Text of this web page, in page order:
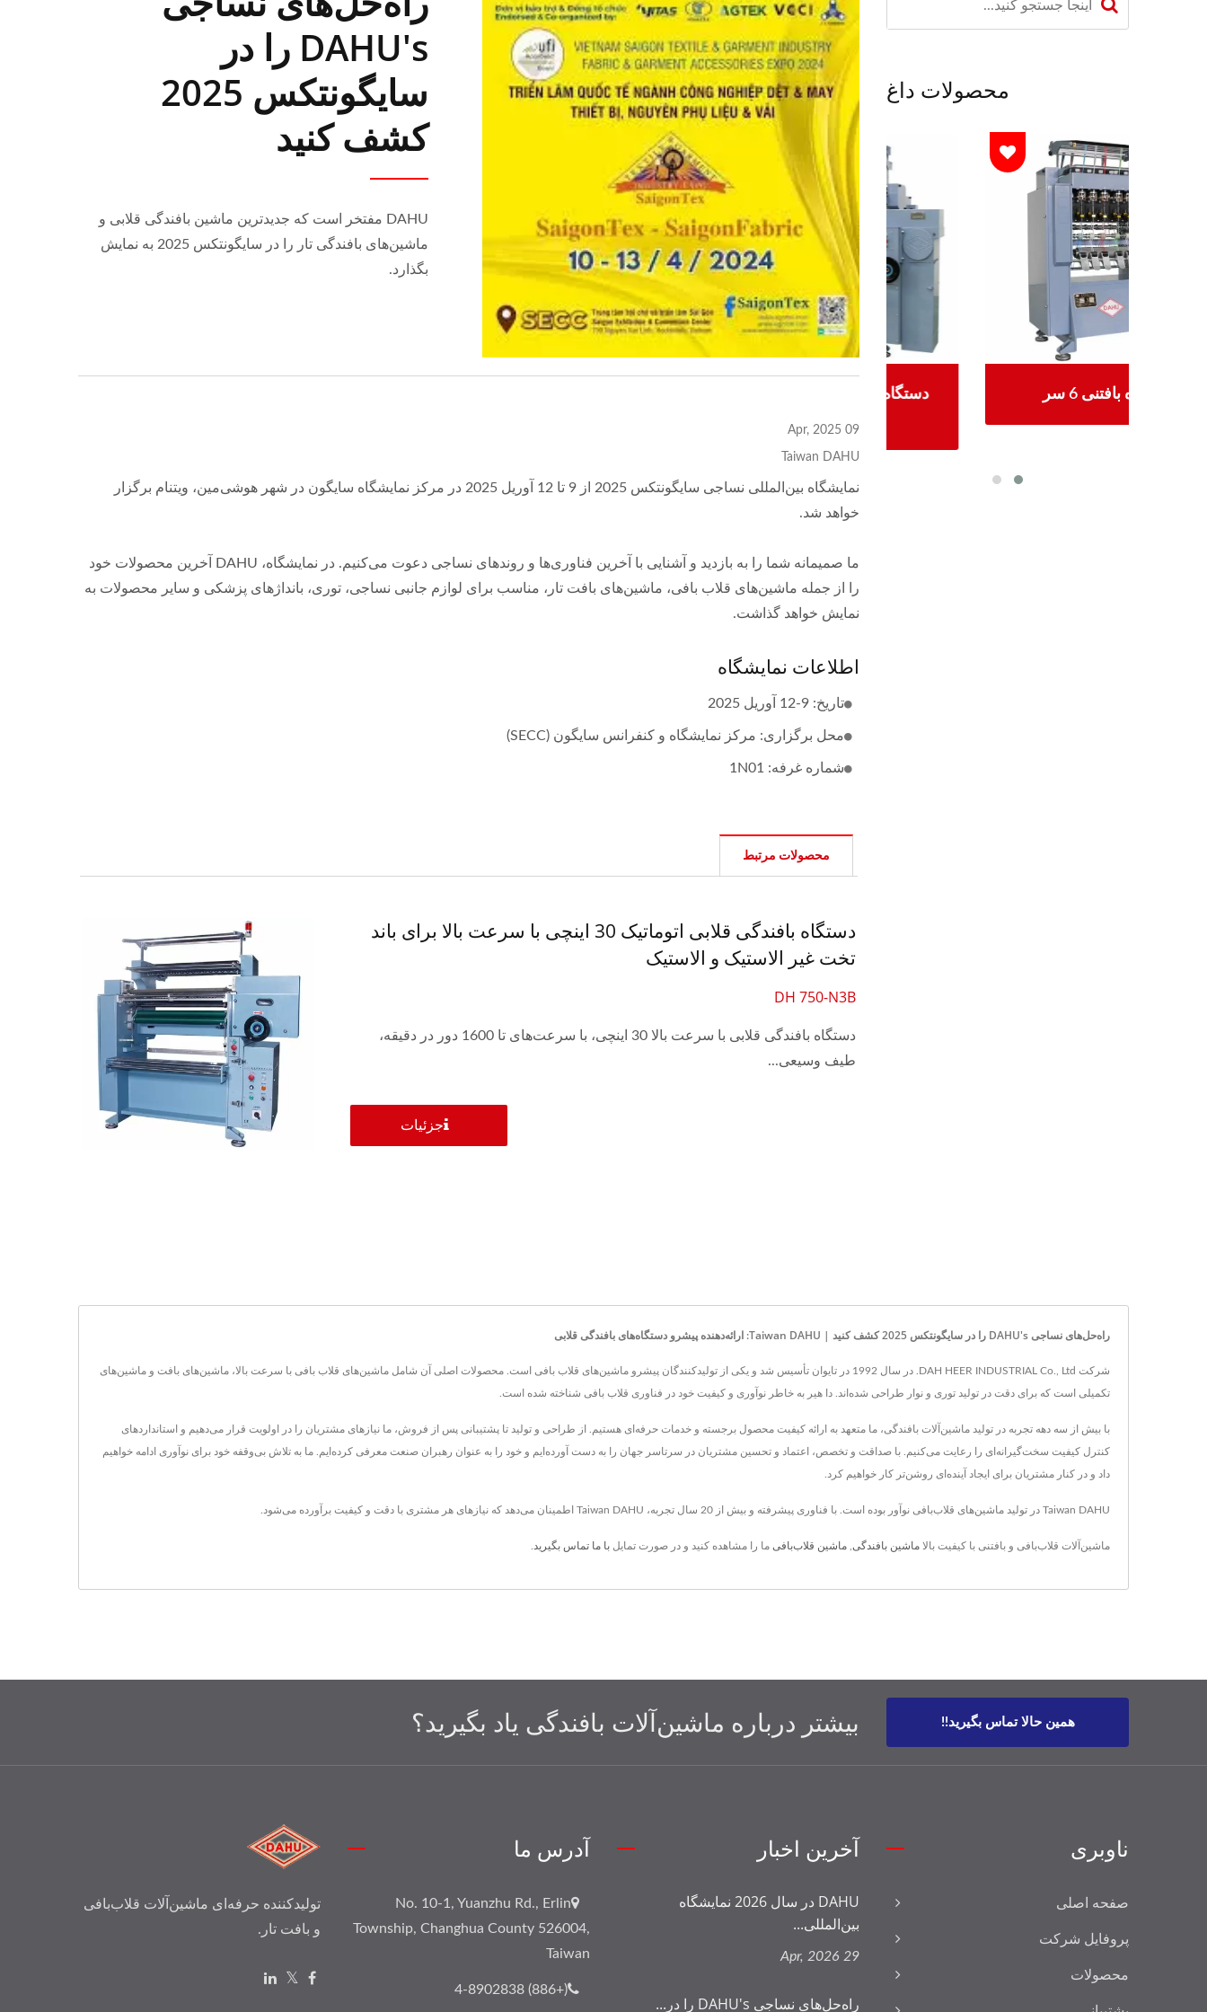
DAHU's را در
سایگونتکس 2025
کشف کنید
DAHU مفتخر است که جدیدترین ماشین بافندگی قلابی و
ماشین‌های بافندگی تار را در سایگونتکس 2025 به نمایش
بگذارد.
09 Apr, 2025
Taiwan DAHU
نمایشگاه بین‌المللی نساجی سایگونتکس 2025 از 9 تا 12 آوریل 2025 در مرکز نمایشگاه سایگون در شهر هوشی‌مین، ویتنام برگزار
خواهد شد.
ما صمیمانه شما را به بازدید و آشنایی با آخرین فناوری‌ها و روندهای نساجی دعوت می‌کنیم. در نمایشگاه، DAHU آخرین محصولات خود
را از جمله ماشین‌های قلاب بافی، ماشین‌های بافت تار، مناسب برای لوازم جانبی نساجی، توری، بانداژهای پزشکی و سایر محصولات به
نمایش خواهد گذاشت.
اطلاعات نمایشگاه
تاریخ: 9-12 آوریل 2025
محل برگزاری: مرکز نمایشگاه و کنفرانس سایگون (SECC)
شماره غرفه: 1N01
محصولات مرتبط
دستگاه بافندگی قلابی اتوماتیک 30 اینچی با سرعت بالا برای باند
تخت غیر الاستیک و الاستیک
DH 750-N3B
دستگاه بافندگی قلابی با سرعت بالا 30 اینچی، با سرعت‌های تا 1600 دور در دقیقه،
طیف وسیعی...
جزئیات
محصولات داغ
دستگاه بافتنی 6 سر
راه‌حل‌های نساجی DAHU's را در سایگونتکس 2025 کشف کنید | Taiwan DAHU: ارائه‌دهنده پیشرو دستگاه‌های بافندگی قلابی
شرکت DAH HEER INDUSTRIAL Co., Ltd. در سال 1992 در تایوان تأسیس شد و یکی از تولیدکنندگان پیشرو ماشین‌های قلاب بافی است. محصولات اصلی آن شامل ماشین‌های قلاب بافی با سرعت بالا، ماشین‌های بافت و ماشین‌های
تکمیلی است که برای دقت در تولید توری و نوار طراحی شده‌اند. دا هیر به خاطر نوآوری و کیفیت خود در فناوری قلاب بافی شناخته شده است.
با بیش از سه دهه تجربه در تولید ماشین‌آلات بافندگی، ما متعهد به ارائه کیفیت محصول برجسته و خدمات حرفه‌ای هستیم. از طراحی و تولید تا پشتیبانی پس از فروش، ما نیازهای مشتریان را در اولویت قرار می‌دهیم و استانداردهای
کنترل کیفیت سخت‌گیرانه‌ای را رعایت می‌کنیم. با صداقت و تخصص، اعتماد و تحسین مشتریان در سرتاسر جهان را به دست آورده‌ایم و خود را به عنوان رهبران صنعت معرفی کرده‌ایم. ما به تلاش بی‌وقفه خود برای نوآوری ادامه خواهیم
داد و در کنار مشتریان برای ایجاد آینده‌ای روشن‌تر کار خواهیم کرد.
Taiwan DAHU در تولید ماشین‌های قلاب‌بافی نوآور بوده است. با فناوری پیشرفته و بیش از 20 سال تجربه، Taiwan DAHU اطمینان می‌دهد که نیازهای هر مشتری با دقت و کیفیت برآورده می‌شود.
ماشین‌آلات قلاب‌بافی و بافتنی با کیفیت بالا ماشین بافندگی ماشین قلاب‌بافی ما را مشاهده کنید و در صورت تمایل با ما تماس بگیرید
بیشتر درباره ماشین‌آلات بافندگی یاد بگیرید؟ همین حالا تماس بگیرید!!
تولیدکننده حرفه‌ای ماشین‌آلات قلاب‌بافی
و بافت تار.
آدرس ما
No. 10-1, Yuanzhu Rd., Erlin
Township, Changhua County 526004,
Taiwan
(+886) 4-8902838
آخرین اخبار
DAHU در سال 2026 نمایشگاه
بین‌المللی...
29 Apr, 2026
راه‌حل‌های نساجی DAHU's را در...
ناوبری
صفحه اصلی
پروفایل شرکت
محصولات